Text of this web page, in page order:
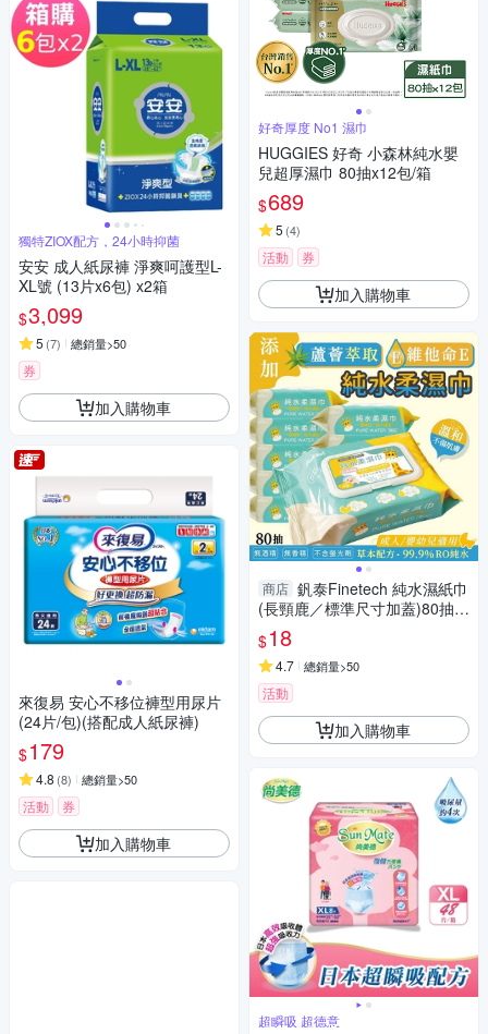
獨特ZIOX配方，24小時抑菌
安安 成人紙尿褲 淨爽呵護型L-
XL號 (13片x6包) x2箱
$3,099
5 (7) 總銷量>50
券
加入購物車
來復易 安心不移位褲型用尿片
(24片/包)(搭配成人紙尿褲)
$179
4.8 (8) 總銷量>50
活動 券
加入購物車
好奇厚度 No1 濕巾
HUGGIES 好奇 小森林純水嬰
兒超厚濕巾 80抽x12包/箱
$689
5 (4)
活動 券
加入購物車
商店 釩泰Finetech 純水濕紙巾
(長頸鹿／標準尺寸加蓋)80抽
【小三美日】 DS021088
$18
4.7 總銷量>50
活動
加入購物車
超瞬吸 超德意